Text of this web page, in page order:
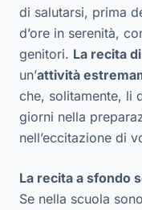
di salutarsi, prima
d’ore in serenità,
genitori. La recita di
un’attività
che, solitamente, li
giorni nella
nell’eccitazione di
La recita a sfondo
Se nella scuola